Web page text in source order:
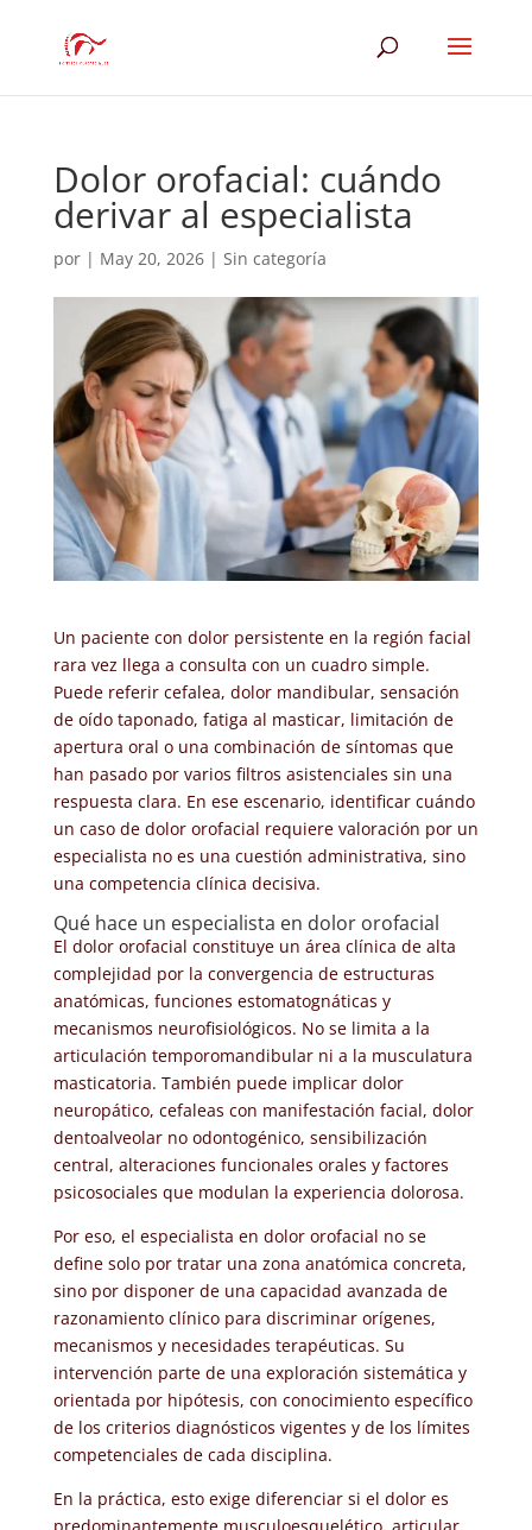
Dolor orofacial: cuándo
derivar al especialista
por | May 20, 2026| Sin categoría
Un paciente con dolor persistente en la región facial
rara vez llega a consulta con un cuadro simple.
Puede referir cefalea, dolor mandibular, sensación
de oído taponado, fatiga al masticar, limitación de
apertura oral o una combinación de síntomas que
han pasado por varios filtros asistenciales sin una
respuesta clara. En ese escenario, identificar cuándo
un caso de dolor orofacial requiere valoración por un
especialista no es una cuestión administrativa, sino
una competencia clínica decisiva.
Qué hace un especialista en dolor orofacial
El dolor orofacial constituye un área clínica de alta
complejidad por la convergencia de estructuras
anatómicas, funciones estomatognáticas y
mecanismos neurofisiológicos. No se limita a la
articulación temporomandibular ni a la musculatura
masticatoria. También puede implicar dolor
neuropático, cefaleas con manifestación facial, dolor
dentoalveolar no odontogénico, sensibilización
central, alteraciones funcionales orales y factores
psicosociales que modulan la experiencia dolorosa.
Por eso, el especialista en dolor orofacial no se
define solo por tratar una zona anatómica concreta,
sino por disponer de una capacidad avanzada de
razonamiento clínico para discriminar orígenes,
mecanismos y necesidades terapéuticas. Su
intervención parte de una exploración sistemática y
orientada por hipótesis, con conocimiento específico
de los criterios diagnósticos vigentes y de los límites
competenciales de cada disciplina.
En la práctica, esto exige diferenciar si el dolor es